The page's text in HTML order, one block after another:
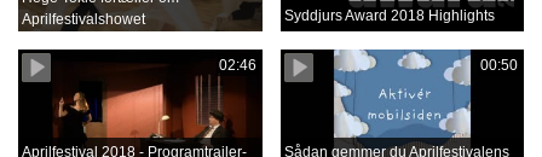
Aprilfestivalshowet
Syddjurs Award 2018 Highlights
02:46
Aprilfestival 2018 - Programtrailer-
00:50
Sådan gemmer du Aprilfestivalens